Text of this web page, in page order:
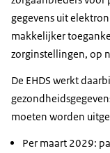
gegevens uit
makkelijker
zorginstellingen, op
De EHDS werkt
moeten worden
Per maart 2029: